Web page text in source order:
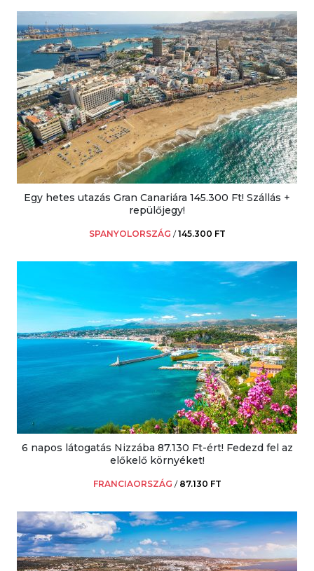
Egy hetes utazás Gran Canariára 145.300 Ft! Szállás +
repülőjegy!
SPANYOLORSZÁG /145.300 FT
6 napos látogatás Nizzába 87.130 Ft-ért! Fedezd fel az
előkelő környéket!
FRANCIAORSZÁG / 87.130 FT